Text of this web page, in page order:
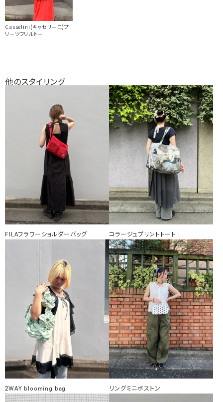
Casselini(キャセリーニ)プ
リーツフリルトー
他のスタイリング
FILAフラワーショルダーバッグ コラージュプリントトート
2WAY blooming bag リングミニボストン